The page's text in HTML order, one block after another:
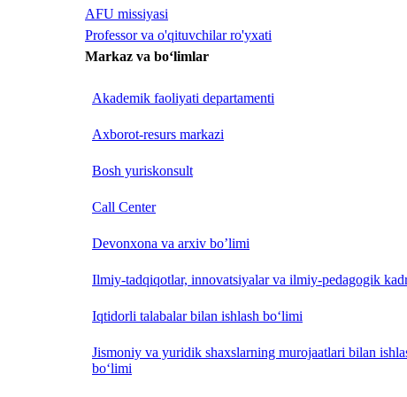
AFU missiyasi
Professor va o'qituvchilar ro'yxati
Markaz va bo‘limlar
Akademik faoliyati departamenti
Axborot-resurs markazi
Bosh yuriskonsult
Call Center
Devonxona va arxiv bo’limi
Ilmiy-tadqiqotlar, innovatsiyalar va ilmiy-pedagogik
Iqtidorli talabalar bilan ishlash bo‘limi
Jismoniy va yuridik shaxslarning murojaatlari bilan
bo‘limi